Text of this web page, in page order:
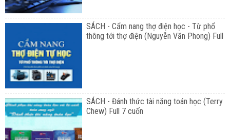
SÁCH - Cẩm nang thợ điện học - Từ phổ
thông tới thợ điện (Nguyễn Văn Phong) Full
SÁCH - Đánh thức tài năng toán học (Terry
Chew) Full 7 cuốn